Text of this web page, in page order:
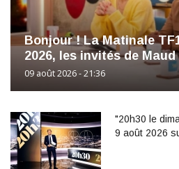
Bonjour ! La Matinale
2026, les invités de
09 août 2026 - 21:36
"20h30 le
9 août 2026